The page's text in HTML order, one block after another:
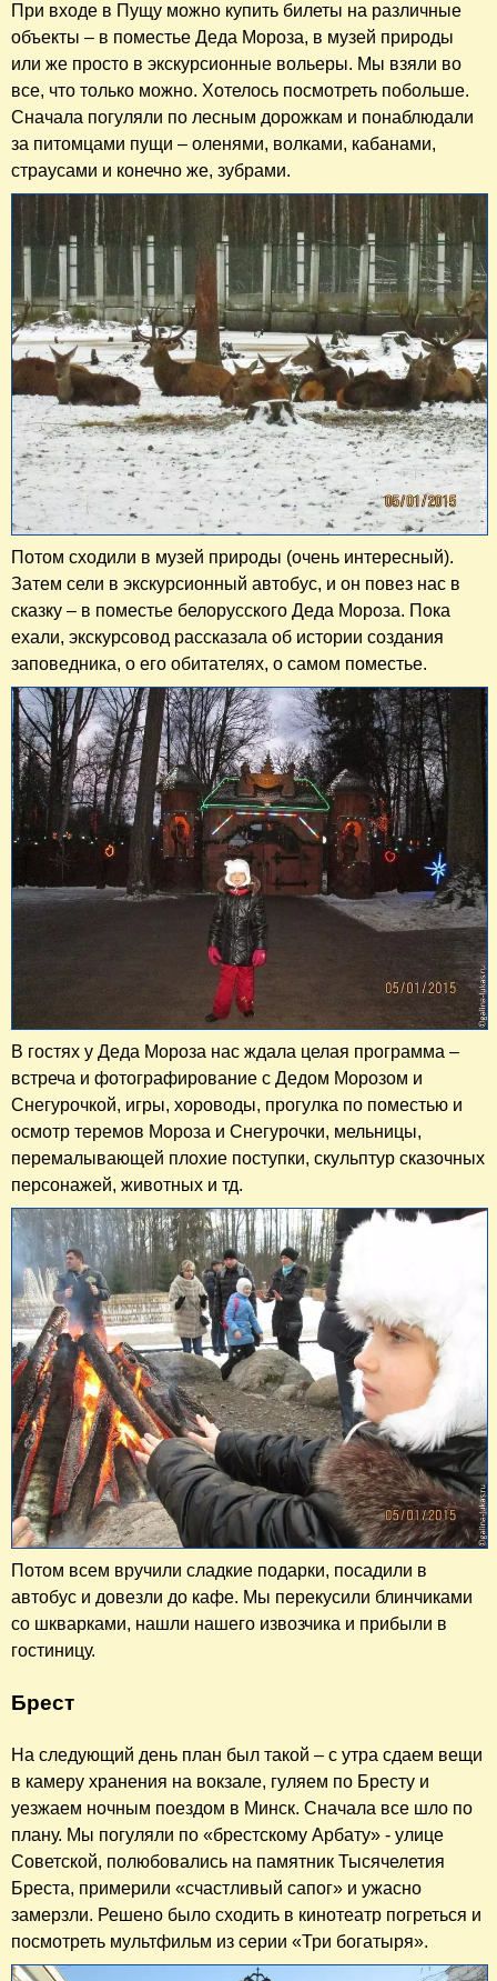
При входе в Пущу можно купить билеты на различные
объекты – в поместье Деда Мороза, в музей природы
или же просто в экскурсионные вольеры. Мы взяли во
все, что только можно. Хотелось посмотреть побольше.
Сначала погуляли по лесным дорожкам и понаблюдали
за питомцами пущи – оленями, волками, кабанами,
страусами и конечно же, зубрами.
Потом сходили в музей природы (очень интересный).
Затем сели в экскурсионный автобус, и он повез нас в
сказку – в поместье белорусского Деда Мороза. Пока
ехали, экскурсовод рассказала об истории создания
заповедника, о его обитателях, о самом поместье.
В гостях у Деда Мороза нас ждала целая программа –
встреча и фотографирование с Дедом Морозом и
Снегурочкой, игры, хороводы, прогулка по поместью и
осмотр теремов Мороза и Снегурочки, мельницы,
перемалывающей плохие поступки, скульптур сказочных
персонажей, животных и тд.
Потом всем вручили сладкие подарки, посадили в
автобус и довезли до кафе. Мы перекусили блинчиками
со шкварками, нашли нашего извозчика и прибыли в
гостиницу.
Брест
На следующий день план был такой – с утра сдаем вещи
в камеру хранения на вокзале, гуляем по Бресту и
уезжаем ночным поездом в Минск. Сначала все шло по
плану. Мы погуляли по «брестскому Арбату» - улице
Советской, полюбовались на памятник Тысячелетия
Бреста, примерили «счастливый сапог» и ужасно
замерзли. Решено было сходить в кинотеатр погреться и
посмотреть мультфильм из серии «Три богатыря».